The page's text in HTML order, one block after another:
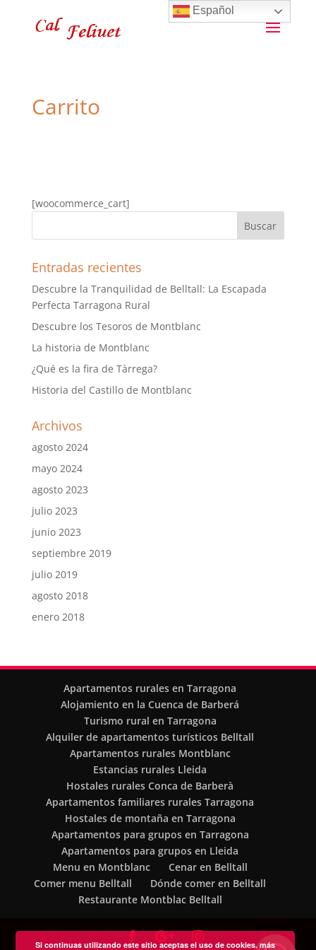
Carrito
[woocommerce_cart]
Entradas recientes
Descubre la Tranquilidad de Belltall: La Escapada
Perfecta Tarragona Rural
Descubre los Tesoros de Montblanc
La historia de Montblanc
¿Qué es la fira de Tàrrega?
Historia del Castillo de Montblanc
Archivos
agosto 2024
mayo 2024
agosto 2023
julio 2023
junio 2023
septiembre 2019
julio 2019
agosto 2018
enero 2018
Apartamentos rurales en Tarragona
Alojamiento en la Cuenca de Barberá
Turismo rural en Tarragona
Alquiler de apartamentos turísticos Belltall
Apartamentos rurales Montblanc
Estancias rurales Lleida
Hostales rurales Conca de Barberà
Apartamentos familiares rurales Tarragona
Hostales de montaña en Tarragona
Apartamentos para grupos en Tarragona
Apartamentos para grupos en Lleida
Menu en Montblanc
Cenar en Belltall
Comer menu Belltall
Dónde comer en Belltall
Restaurante Montblac Belltall
Español
Si continuas utilizando este sitio aceptas el uso de cookies.más